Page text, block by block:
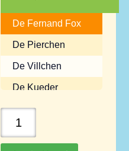
l
a
y
De Fernand Fox
De Pierchen
De Villchen
De Kueder
De Wollef
De
Pierchen
an